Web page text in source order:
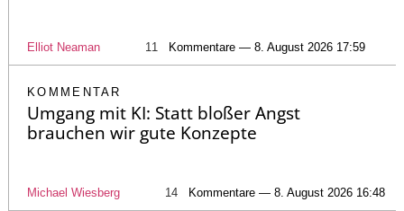
Elliot Neaman 11 Kommentare — 8. August 2026 17:59
KOMMENTAR
Umgang mit KI: Statt bloßer Angst
brauchen wir gute Konzepte
Michael Wiesberg 14 Kommentare — 8. August 2026 16:48